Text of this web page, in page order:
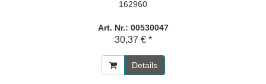
162960
Art. Nr.: 00530047
30,37 € *
Details